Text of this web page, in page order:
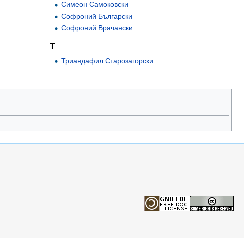
Симеон Самоковски
Софроний Български
Софроний Врачански
Т
Триандафил Старозагорски